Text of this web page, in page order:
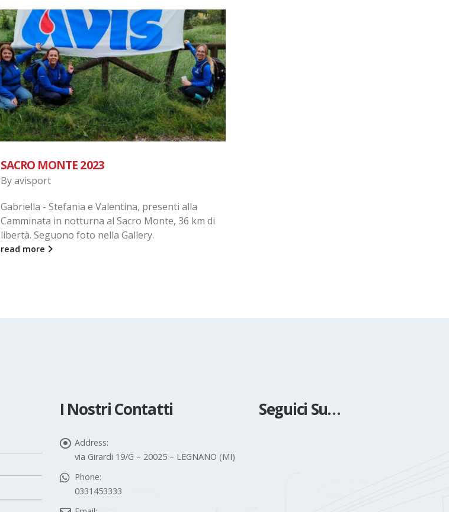
CORRI CARDANO 2022
Byavisport
Riprendono le attività dei runners al calare della
pandemia ed ecco i nostri ragazzi partecipare alla
6^ edizione della Corri...
read more
I Nostri Contatti
Address:
via Girardi 19/G – 20025 – LEGNANO (MI)
Phone:
0331453333
Seguici Su…